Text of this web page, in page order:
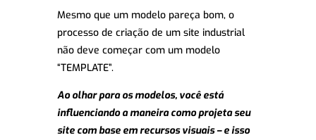
Mesmo que um modelo pareça bom, o
processo de criação de um site industrial
não deve começar com um modelo
“TEMPLATE”.
Ao olhar para os modelos, você está
influenciando a maneira como projeta seu
site com base em recursos visuais – e isso